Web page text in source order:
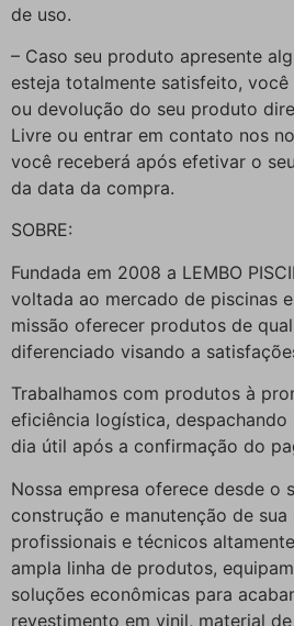
de uso.
– Caso seu produto apresente
esteja totalmente satisfeito,
ou devolução do seu produto
Livre ou entrar em contato nos
você receberá após efetivar o
da data da compra.
SOBRE:
Fundada em 2008 a LEMBO
voltada ao mercado de piscinas
missão oferecer produtos de
diferenciado visando a
Trabalhamos com produtos à
eficiência logística, despachando
dia útil após a confirmação do
Nossa empresa oferece desde o
construção e manutenção de sua
profissionais e técnicos
ampla linha de produtos,
soluções econômicas para
revestimento em vinil, material